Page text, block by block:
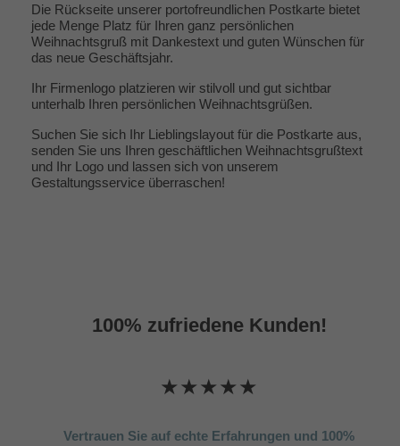
Die Rückseite unserer portofreundlichen Postkarte bietet
jede Menge Platz für Ihren ganz persönlichen
Weihnachtsgruß mit Dankestext und guten Wünschen für
das neue Geschäftsjahr.
Ihr Firmenlogo platzieren wir stilvoll und gut sichtbar
unterhalb Ihren persönlichen Weihnachtsgrüßen.
Suchen Sie sich Ihr Lieblingslayout für die Postkarte aus,
senden Sie uns Ihren geschäftlichen Weihnachtsgrußtext
und Ihr Logo und lassen sich von unserem
Gestaltungsservice überraschen!
100% zufriedene Kunden!
★★★★★
Vertrauen Sie auf echte Erfahrungen und 100%